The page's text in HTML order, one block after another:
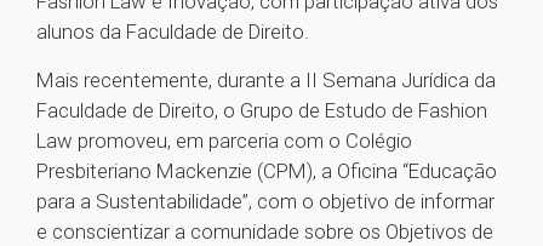
alunos da Faculdade de Direito.
Mais recentemente, durante a II Semana Jurídica da
Faculdade de Direito, o Grupo de Estudo de Fashion
Law promoveu, em parceria com o Colégio
Presbiteriano Mackenzie (CPM), a Oficina “Educação
para a Sustentabilidade”, com o objetivo de informar
e conscientizar a comunidade sobre os Objetivos de